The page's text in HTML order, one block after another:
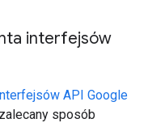
interfejsów
API Google
sposób